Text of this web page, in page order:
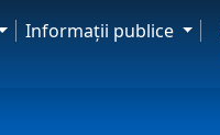
Informaţii publice